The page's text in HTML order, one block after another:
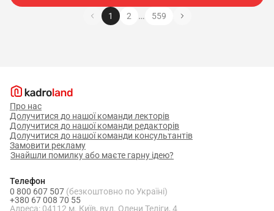
1 2 … 559
Про нас
Долучитися до нашої команди лекторів
Долучитися до нашої команди редакторів
Долучитися до нашої команди консультантів
Замовити рекламу
Знайшли помилку або маєте гарну ідею?
Телефон
0 800 607 507 (безкоштовно по Україні)
+380 67 008 70 55
Адреса: 04112 м. Київ, вул. Олени Теліги, 4